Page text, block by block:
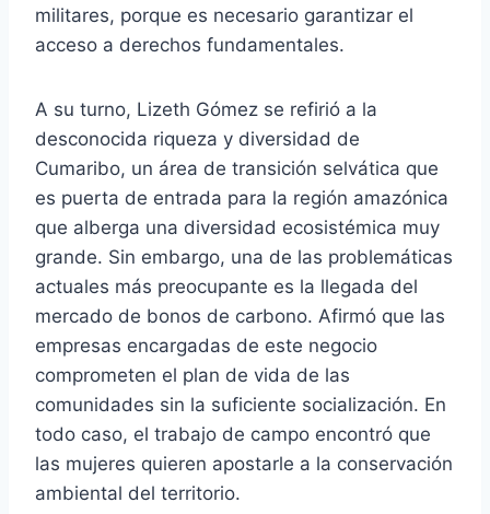
militares, porque es necesario garantizar el
acceso a derechos fundamentales.
A su turno, Lizeth Gómez se refirió a la
desconocida riqueza y diversidad de
Cumaribo, un área de transición selvática que
es puerta de entrada para la región amazónica
que alberga una diversidad ecosistémica muy
grande. Sin embargo, una de las problemáticas
actuales más preocupante es la llegada del
mercado de bonos de carbono. Afirmó que las
empresas encargadas de este negocio
comprometen el plan de vida de las
comunidades sin la suficiente socialización. En
todo caso, el trabajo de campo encontró que
las mujeres quieren apostarle a la conservación
ambiental del territorio.